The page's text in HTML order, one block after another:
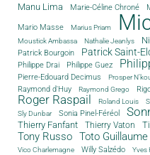
Manu Lima Marie-Céline Chroné
Mario Masse Marius Priam
Moustick Ambassa Nathalie Jeanlys
Patrick Bourgoin
Patrick Saint-
Philippe Drai
Philippe Guez
Pierre-Edouard Decimus Prosper
Raymond d'Huy
Raymond Grego
Roger Raspail Roland Louis
Sly Dunbar Sonia Pinel-Féréol
Thierry Fanfant Thierry Vaton
Tony Russo Toto Guillaume
Vico Charlemagne Willy Salzédo Yves